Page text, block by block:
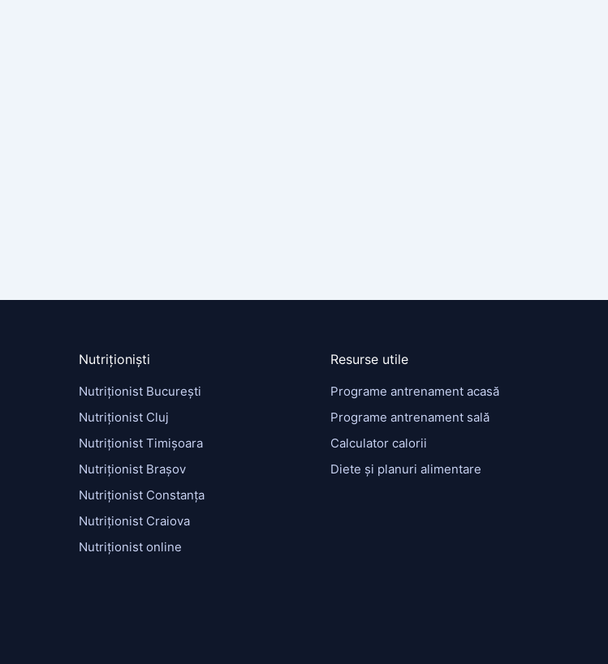
Nutriționiști
Nutriționist București
Nutriționist Cluj
Nutriționist Timișoara
Nutriționist Brașov
Nutriționist Constanța
Nutriționist Craiova
Nutriționist online
Resurse utile
Programe antrenament acasă
Programe antrenament sală
Calculator calorii
Diete și planuri alimentare